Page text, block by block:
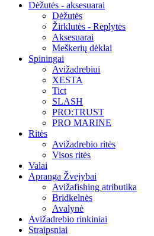
Dėžutės - aksesuarai
Dėžutės
Žirklutės - Replytės
Aksesuarai
Meškerių dėklai
Spiningai
Avižadrebiui
XESTA
Tict
SLASH
PRO:TRUST
PRO MARINE
Ritės
Avižadrebio ritės
Visos ritės
Valai
Apranga Žvejybai
Avižafishing atributika
Bridkelnės
Avalynė
Avižadrebio rinkiniai
Straipsniai